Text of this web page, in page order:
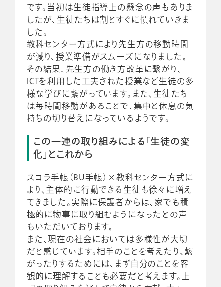
です。当初は生徒指導上の懸念の声もありま
したが、生徒たちは割とすぐに慣れていきま
した。
教科センター方式により先生方の移動時間
が減り、授業準備がスムーズになりました。
その結果、先生方の働き方改革に繋がり、
ICTを利用した工夫された授業など生徒の多
様な学びに繋がっています。また、生徒たち
は毎時間移動があることで、集中と休息の気
持ちの切り替えになっているようです。
この一連の取り組みによる「生徒の変
化」とこれから
スコラ手帳（BU手帳）×教科センター方式に
より、主体的に行動できる生徒も徐々に増え
てきました。実際に保護者からは、家でも積
極的に物事に取り組むようになったとの声
もいただいております。
また、現在の社会においては多様性が大切
だと感じています。相手のことを考えたり、繋
がったりするためには、まず自分のことを客
観的に理解することも必要だと考えます。上